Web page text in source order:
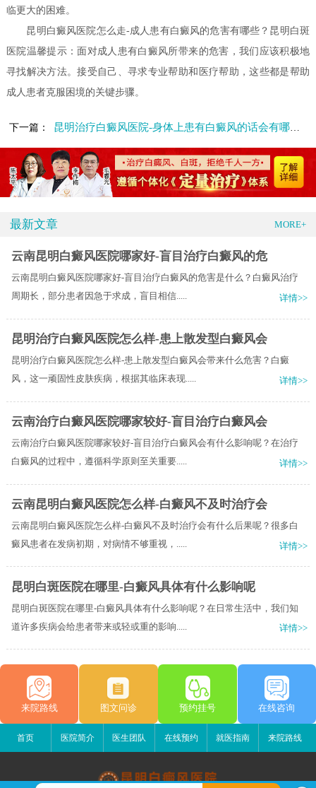
临更大的困难。
昆明白癜风医院怎么走-成人患有白癜风的危害有哪些？昆明白斑
医院温馨提示：面对成人患有白癜风所带来的危害，我们应该积极地
寻找解决方法。接受自己、寻求专业帮助和医疗帮助，这些都是帮助
成人患者克服困境的关键步骤。
下一篇： 昆明治疗白癜风医院-身体上患有白癜风的话会有哪些危害
最新文章 MORE+
云南昆明白癜风医院哪家好-盲目治疗白癜风的危
云南昆明白癜风医院哪家好-盲目治疗白癜风的危害是什么？白癜风治疗
周期长，部分患者因急于求成，盲目相信.....
详情>>
昆明治疗白癜风医院怎么样-患上散发型白癜风会
昆明治疗白癜风医院怎么样-患上散发型白癜风会带来什么危害？白癜
风，这一顽固性皮肤疾病，根据其临床表现.....
详情>>
云南治疗白癜风医院哪家较好-盲目治疗白癜风会
云南治疗白癜风医院哪家较好-盲目治疗白癜风会有什么影响呢？在治疗
白癜风的过程中，遵循科学原则至关重要.....
详情>>
云南昆明白癜风医院怎么样-白癜风不及时治疗会
云南昆明白癜风医院怎么样-白癜风不及时治疗会有什么后果呢？很多白
癜风患者在发病初期，对病情不够重视，.....
详情>>
昆明白斑医院在哪里-白癜风具体有什么影响呢
昆明白斑医院在哪里-白癜风具体有什么影响呢？在日常生活中，我们知
道许多疾病会给患者带来或轻或重的影响.....
详情>>
来院路线 图文问诊 预约挂号 在线咨询
首页 医院简介 医生团队 在线预约 就医指南 来院路线